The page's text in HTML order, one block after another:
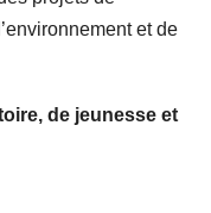
et de
de jeunesse et